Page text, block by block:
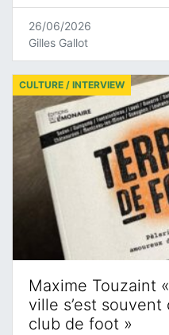
26/06/2026
Gilles Gallot
Maxime Touzaint
ville s’est
club de foot »
CULTURE / INTERVIEW